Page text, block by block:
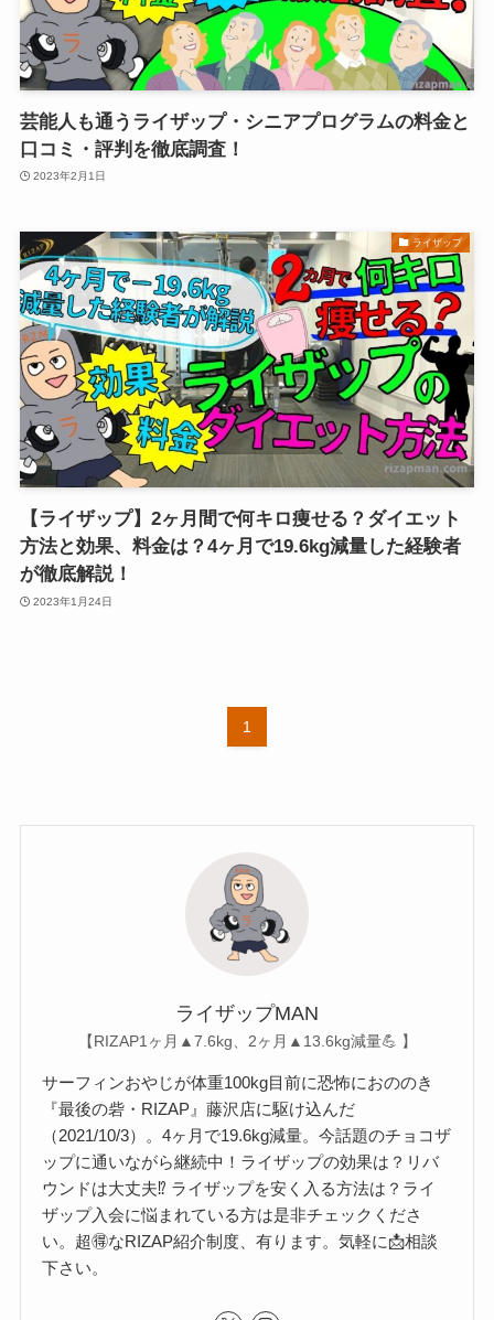
芸能人も通うライザップ・シニアプログラムの料金と
口コミ・評判を徹底調査！
2023年2月1日
ライザップ
【ライザップ】2ヶ月間で何キロ痩せる？ダイエット
方法と効果、料金は？4ヶ月で19.6kg減量した経験者
が徹底解説！
2023年1月24日
1
ライザップMAN
【RIZAP1ヶ月▲7.6kg、2ヶ月▲13.6kg減量💪 】
サーフィンおやじが体重100kg目前に恐怖におののき
『最後の砦・RIZAP』藤沢店に駆け込んだ
（2021/10/3）。4ヶ月で19.6kg減量。今話題のチョコザ
ップに通いながら継続中！ライザップの効果は？リバ
ウンドは大丈夫⁉︎ ライザップを安く入る方法は？ライ
ザップ入会に悩まれている方は是非チェックくださ
い。超🉐なRIZAP紹介制度、有ります。気軽に📩相談
下さい。